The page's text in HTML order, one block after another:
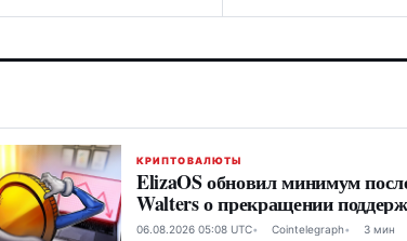
КРИПТОВАЛЮТЫ
ElizaOS обновил минимум
Walters о прекращении
06.08.2026 05:08 UTC Cointelegraph 3 мин